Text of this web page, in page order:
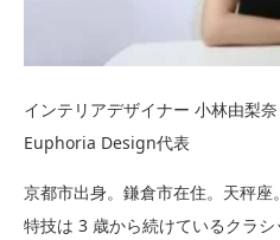
インテリアデザイナー 小林由梨奈
Euphoria Design代表
京都市出身。鎌倉市在住。天秤座
特技は 3 歳から続けているクラ